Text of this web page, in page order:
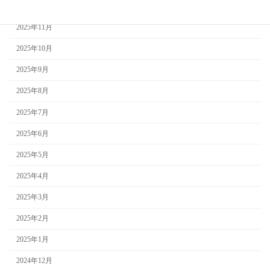
2025年11月
2025年10月
2025年9月
2025年8月
2025年7月
2025年6月
2025年5月
2025年4月
2025年3月
2025年2月
2025年1月
2024年12月